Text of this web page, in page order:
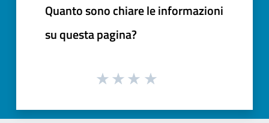
Quanto sono chiare le informazioni
su questa pagina?